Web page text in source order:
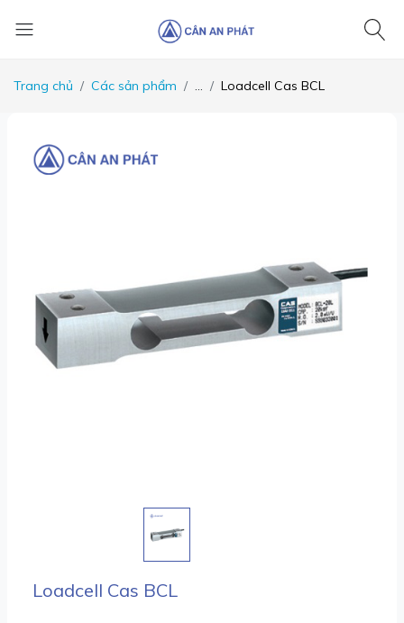
Trang chủ Các sản phẩm ... Loadcell Cas BCL
Loadcell Cas BCL